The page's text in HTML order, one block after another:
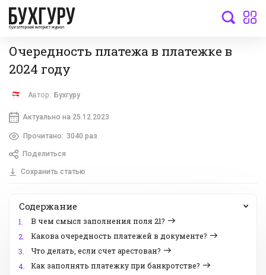
бухгалтерский интернет-журнал
Очередность платежа в платежке в
2024 году
Автор: Бухгуру
Актуально на 25.12.2023
Прочитано: 3040 раз
Поделиться
Сохранить статью
Содержание
1.
В чем смысл заполнения поля 21?
2.
Какова очередность платежей в документе?
3.
Что делать, если счет арестован?
4.
Как заполнять платежку при банкротстве?